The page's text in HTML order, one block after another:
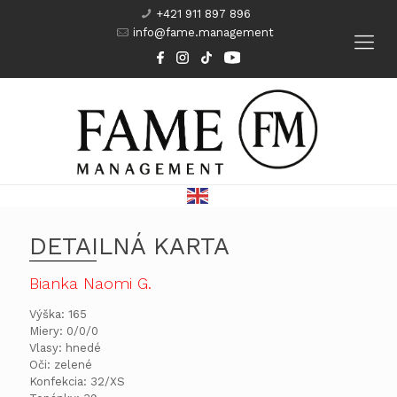
+421 911 897 896
info@fame.management
DETAILNÁ KARTA
Bianka Naomi G.
Výška: 165
Miery: 0/0/0
Vlasy: hnedé
Oči: zelené
Konfekcia: 32/XS
Herci